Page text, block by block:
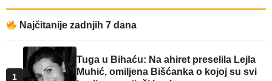
Najčitanije zadnjih 7 dana
1
Tuga u Bihaću: Na ahiret preselila Lejla
Muhić, omiljena Bišćanka o kojoj su svi